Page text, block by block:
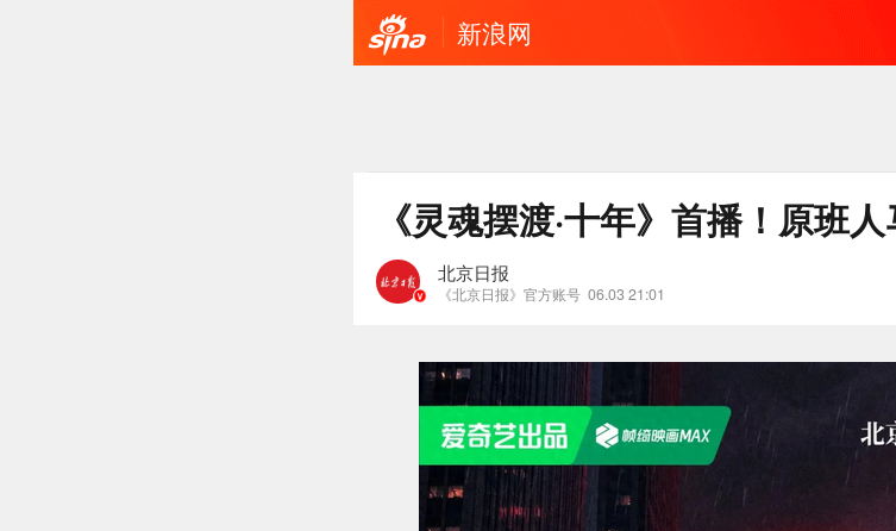
新浪网
《灵魂摆渡·十年》首播！原班
北京日报
《北京日报》官方账号 06.03 21:01